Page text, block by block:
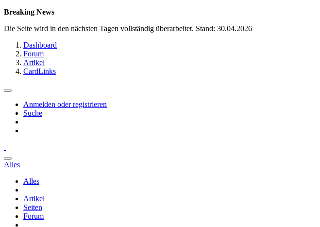
Breaking News
Die Seite wird in den nächsten Tagen vollständig überarbeitet. Stand: 30.04.2026
Dashboard
Forum
Artikel
CardLinks
Anmelden oder registrieren
Suche
Alles
Alles
Artikel
Seiten
Forum